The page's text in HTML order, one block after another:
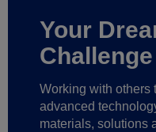
Your
Challenge
Working with others
advanced
materials, solutions